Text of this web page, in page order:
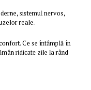
sistemul nervos,
reale.
Ce se întâmplă în
ridicate zile la rând